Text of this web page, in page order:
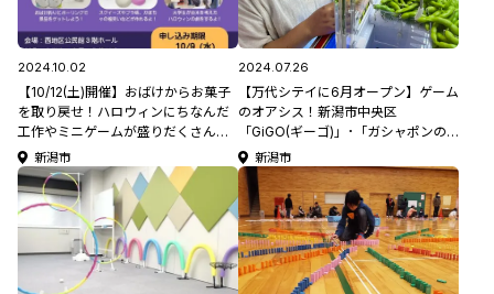
2024.10.02
【10/12(土)開催】おばけからお菓子
を取り戻せ！ハロウィンにちなんだ
工作やミニゲームが盛りだくさんの
「新大ランド」 in新潟市西地区公民
館 #小学生向けイベント
新潟市
2024.07.26
【万代シテイに6月オープン】ゲーム
のオアシス！新潟市中央区
「GiGO(ギーゴ)」･「ガシャポンの
デパート」で、雨でも楽しい万代シ
テイ最新スポットを堪能しよう #モ
ロサーチ
新潟市